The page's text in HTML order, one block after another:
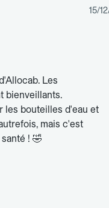
15/
Les
bienveillants.
les bouteilles d'eau et
mais c'est
! 🤣